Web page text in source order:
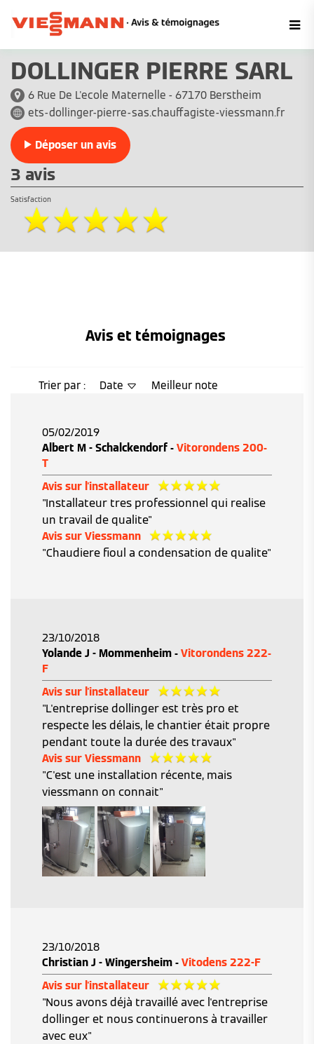
DOLLINGER PIERRE SARL
6 Rue De L'ecole Maternelle - 67170 Berstheim
ets-dollinger-pierre-sas.chauffagiste-viessmann.fr
Déposer un avis
3 avis
Satisfaction
Avis et témoignages
Trier par : Date Meilleur note
05/02/2019
Albert M - Schalckendorf - Vitorondens 200-
T
Avis sur l'installateur
"Installateur tres professionnel qui realise
un travail de qualite"
Avis sur Viessmann
"Chaudiere fioul a condensation de qualite"
23/10/2018
Yolande J - Mommenheim - Vitorondens 222-
F
Avis sur l'installateur
"L'entreprise dollinger est très pro et
respecte les délais, le chantier était propre
pendant toute la durée des travaux"
Avis sur Viessmann
"C'est une installation récente, mais
viessmann on connait"
23/10/2018
Christian J - Wingersheim - Vitodens 222-F
Avis sur l'installateur
"Nous avons déjà travaillé avec l'entreprise
dollinger et nous continuerons à travailler
avec eux"